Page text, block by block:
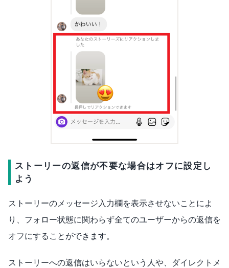
ストーリーの返信が不要な場合はオフに設定し
よう
ストーリーのメッセージ入力欄を表示させないことによ
り、フォロー状態に関わらず全てのユーザーからの返信を
オフにすることができます。
ストーリーへの返信はいらないという人や、ダイレクトメ